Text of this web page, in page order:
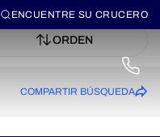
ENCUENTRE SU CRUCERO
ORDEN
COMPARTIR BÚSQUEDA